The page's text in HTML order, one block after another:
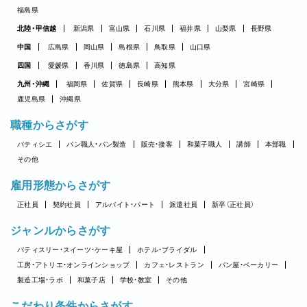
福島県
北陸・甲信越 新潟県 富山県 石川県 福井県 山梨県 長野県
中国 広島県 岡山県 島根県 鳥取県 山口県
四国 愛媛県 香川県 徳島県 高知県
九州・沖縄 福岡県 佐賀県 長崎県 熊本県 大分県
宮崎県
鹿児島県
沖縄県
職種からさがす
パティシエ パン職人・パン製造 販売・接客 和菓子職人 講師
本部職
その他
雇用形態からさがす
正社員 契約社員 アルバイト・パート 派遣社員 新卒（正社員）
ジャンルからさがす
パティスリー・スイーツ・ケーキ屋
ホテル・ブライダル
工房・アトリエ・オンラインショップ
カフェ・レストラン
パン屋・ベーカリー
製造工場・ラボ
和菓子店 学校・教室 その他